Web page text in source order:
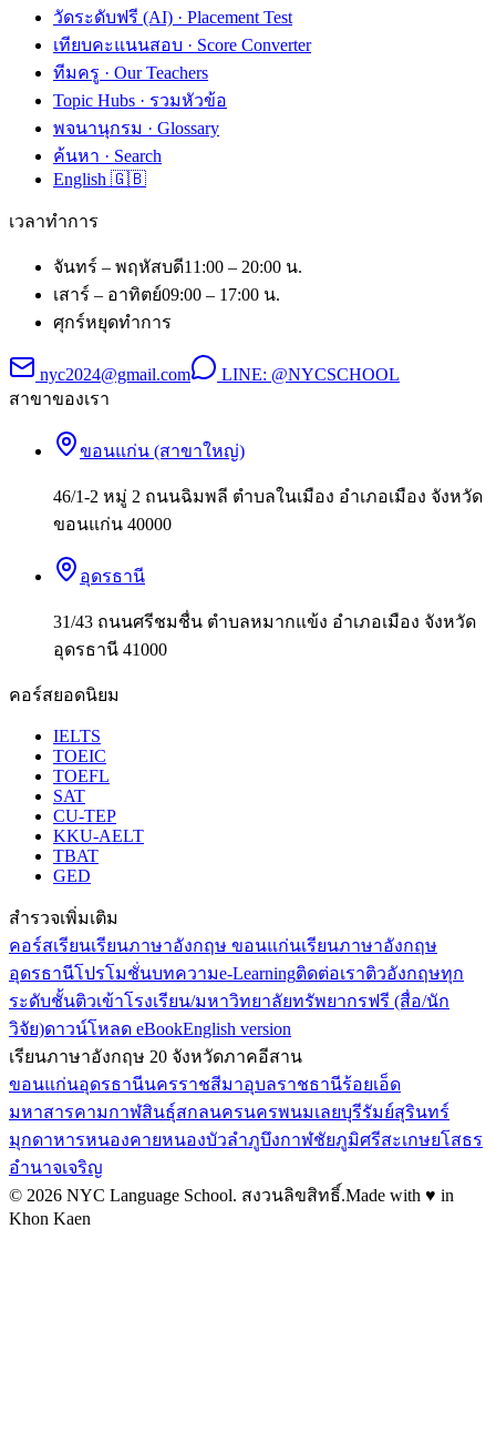
วัดระดับฟรี (AI) · Placement Test
เทียบคะแนนสอบ · Score Converter
ทีมครู · Our Teachers
Topic Hubs · รวมหัวข้อ
พจนานุกรม · Glossary
ค้นหา · Search
English 🇬🇧
เวลาทำการ
จันทร์ – พฤหัสบดี11:00 – 20:00 น.
เสาร์ – อาทิตย์09:00 – 17:00 น.
ศุกร์หยุดทำการ
nyc2024@gmail.com LINE: @NYCSCHOOL
สาขาของเรา
ขอนแก่น (สาขาใหญ่)
46/1-2 หมู่ 2 ถนนฉิมพลี ตำบลในเมือง อำเภอเมือง จังหวัด
ขอนแก่น 40000
อุดรธานี
31/43 ถนนศรีชมชื่น ตำบลหมากแข้ง อำเภอเมือง จังหวัด
อุดรธานี 41000
คอร์สยอดนิยม
IELTS
TOEIC
TOEFL
SAT
CU-TEP
KKU-AELT
TBAT
GED
สำรวจเพิ่มเติม
คอร์สเรียนเรียนภาษาอังกฤษ ขอนแก่นเรียนภาษาอังกฤษ
อุดรธานีโปรโมชั่นบทความe-Learningติดต่อเราติวอังกฤษทุก
ระดับชั้นติวเข้าโรงเรียน/มหาวิทยาลัยทรัพยากรฟรี (สื่อ/นัก
วิจัย)ดาวน์โหลด eBookEnglish version
เรียนภาษาอังกฤษ 20 จังหวัดภาคอีสาน
ขอนแก่นอุดรธานีนครราชสีมาอุบลราชธานีร้อยเอ็ด
มหาสารคามกาฬสินธุ์สกลนครนครพนมเลยบุรีรัมย์สุรินทร์
มุกดาหารหนองคายหนองบัวลำภูบึงกาฬชัยภูมิศรีสะเกษยโสธร
อำนาจเจริญ
© 2026 NYC Language School. สงวนลิขสิทธิ์.Made with ♥ in
Khon Kaen